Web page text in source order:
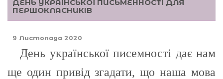
ДЕНЬ УКРАЇНСЬКОЇ ПИСЬМЕННОСТІ ДЛЯ
ПЕРШОКЛАСНИКІВ
9 Листопада 2020
День української писемності дає нам
ще один привід згадати, що наша мова